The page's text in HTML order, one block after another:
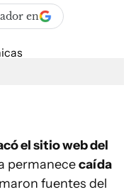
en
el sitio web del
permanececaída
fuentes del